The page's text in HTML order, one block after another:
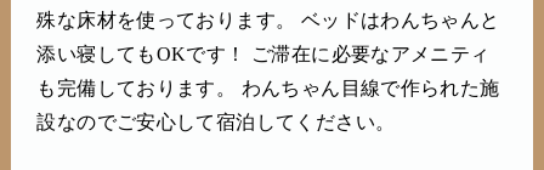
殊な床材を使っております。 ベッドはわんちゃんと
添い寝してもOKです！ ご滞在に必要なアメニティ
も完備しております。 わんちゃん目線で作られた施
設なのでご安心して宿泊してください。